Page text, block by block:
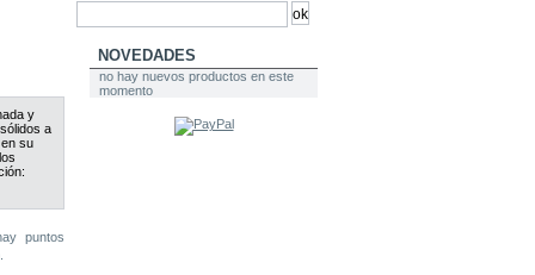
y
a
su
puntos
NOVEDADES
no hay nuevos productos en este
momento